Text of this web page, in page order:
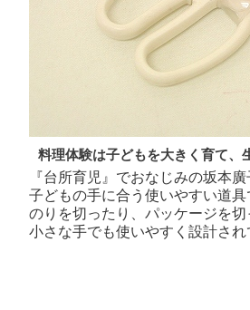
料理体験は子どもを大きく育て、
『台所育児』でおなじみの坂本
子どもの手に合う使いやすい道具
のりを切ったり、パッケージを
小さな手でも使いやすく設計され